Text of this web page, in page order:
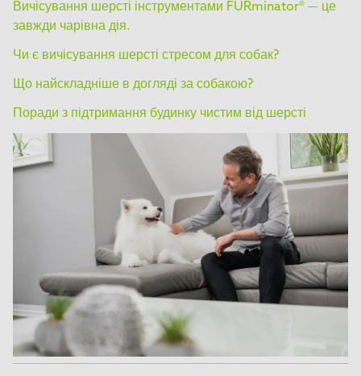
Вичісування шерсті інструментами FURminator® — це
завжди чарівна дія.
Чи є вичісування шерсті стресом для собак?
Що найскладніше в догляді за собакою?
Поради з підтримання будинку чистим від шерсті